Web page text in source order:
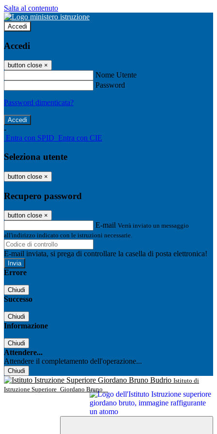
Salta al contenuto
Accedi
Accedi
button close ×
Nome Utente
Password
Password dimenticata?
-
Entra con SPID Entra con CIE
Seleziona utente
button close ×
Recupero password
button close ×
E-mail Verrà inviato un messaggio
all'indirizzo indicato con le istruzioni necessarie.
E-mail inviata, si prega di controllare la casella di posta elettronica!
Errore
Chiudi
Successo
Chiudi
Informazione
Chiudi
Attendere...
Attendere il completamento dell'operazione...
Chiudi
Istituto di
Istruzione Superiore Giordano Bruno